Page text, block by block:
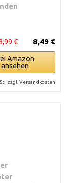
8,49 €
€
Amazon
ansehen
zzgl. Versandkosten